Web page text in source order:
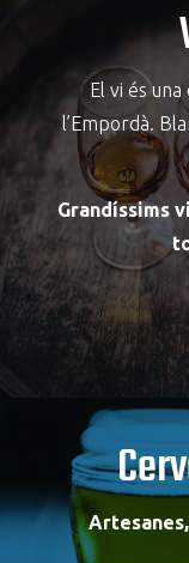
El vi és
l’Empordà.
Grandíssims